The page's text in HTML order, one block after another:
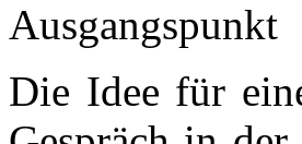
Ausgangspunkt
Die Idee für